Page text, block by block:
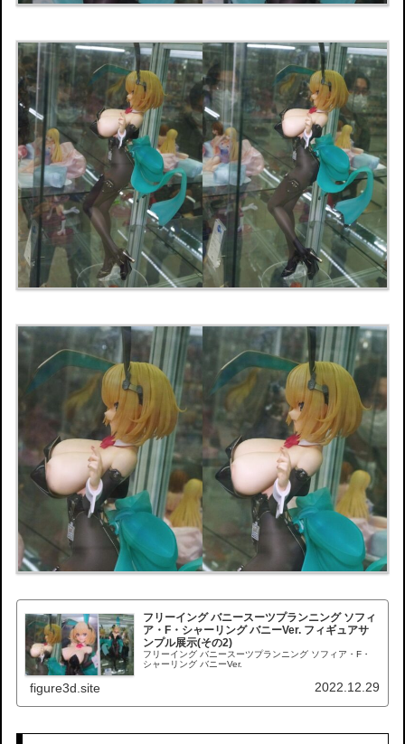
フリーイング バニースーツプランニング ソフィ
ア・F・シャーリング バニーVer. フィギュアサ
ンプル展示(その2)
フリーイング バニースーツプランニング ソフィア・F・
シャーリング バニーVer.
figure3d.site 2022.12.29